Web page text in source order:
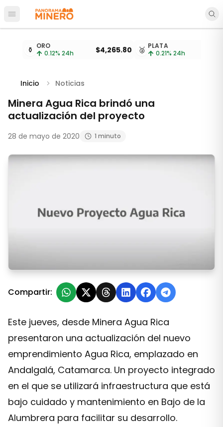
Abrir menú principal
Cotizaciones de metales actualizadas cada 15
⚱️ ORO
0.12% 24h $4,265.80 🥈 PLATA
0.21% 24h
Inicio Noticias
Minera Agua Rica brindó una
actualización del proyecto
28 de mayo de 2020 1 minuto
Minera Agua Rica brindó una actualización del
Compartir:
Este jueves, desde Minera Agua Rica
presentaron una actualización del nuevo
emprendimiento Agua Rica, emplazado en
Andalgalá, Catamarca. Un proyecto integrado
en el que se utilizará infraestructura que está
bajo cuidado y mantenimiento en Bajo de la
Alumbrera para facilitar su desarrollo.